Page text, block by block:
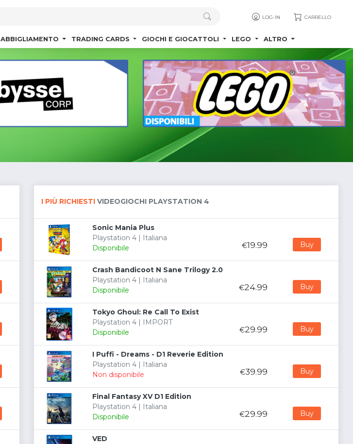
LOG-IN CARRELLO
ABBIGLIAMENTO TRADING CARDS GIOCHI E GIOCATTOLI LEGO ALTRO
I PIÙ RICHIESTI VIDEOGIOCHI PLAYSTATION 4
Sonic Mania Plus
Playstation 4 | Italiana
Disponibile
€19.99 Buy
Crash Bandicoot N Sane Trilogy 2.0
Playstation 4 | Italiana
Disponibile
€24.99 Buy
Tokyo Ghoul: Re Call To Exist
Playstation 4 | IMPORT
Disponibile
€29.99 Buy
I Puffi - Dreams - D1 Reverie Edition
Playstation 4 | Italiana
Non disponibile
€39.99 Buy
Final Fantasy XV D1 Edition
Playstation 4 | Italiana
Disponibile
€29.99 Buy
VED